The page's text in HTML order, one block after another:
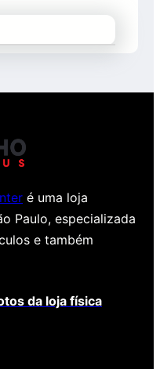
é uma loja
Paulo, especializada
e também
da loja física